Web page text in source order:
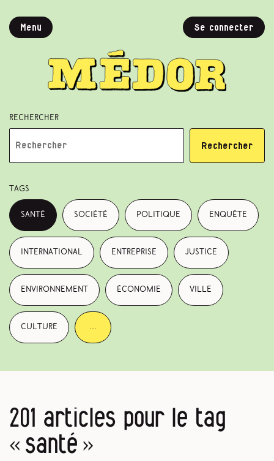
Menu Se connecter
Rechercher
Rechercher
Tags
santé société politique enquête
international entreprise justice
environnement économie ville
culture
201 articles pour le tag
« santé »